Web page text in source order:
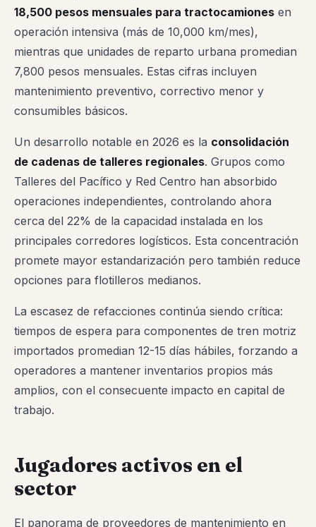
18,500 pesos mensuales para tractocamiones en
operación intensiva (más de 10,000 km/mes),
mientras que unidades de reparto urbana promedian
7,800 pesos mensuales. Estas cifras incluyen
mantenimiento preventivo, correctivo menor y
consumibles básicos.
Un desarrollo notable en 2026 es la consolidación
de cadenas de talleres regionales. Grupos como
Talleres del Pacífico y Red Centro han absorbido
operaciones independientes, controlando ahora
cerca del 22% de la capacidad instalada en los
principales corredores logísticos. Esta concentración
promete mayor estandarización pero también reduce
opciones para flotilleros medianos.
La escasez de refacciones continúa siendo crítica:
tiempos de espera para componentes de tren motriz
importados promedian 12-15 días hábiles, forzando a
operadores a mantener inventarios propios más
amplios, con el consecuente impacto en capital de
trabajo.
Jugadores activos en el
sector
El panorama de proveedores de mantenimiento en